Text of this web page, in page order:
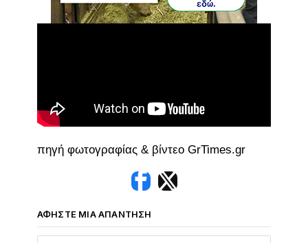
πηγή φωτογραφίας & βίντεο GrTimes.gr
ΑΦΉΣΤΕ ΜΙΑ ΑΠΆΝΤΗΣΗ